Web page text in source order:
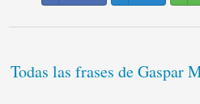
Todas las frases de Gaspar